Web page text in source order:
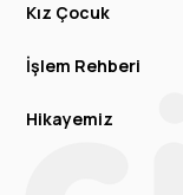
Kız Çocuk
İşlem Rehberi
Hikayemiz